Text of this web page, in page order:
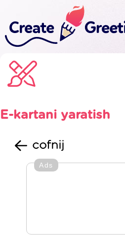
E-kartani yaratish
cofnij
Ads